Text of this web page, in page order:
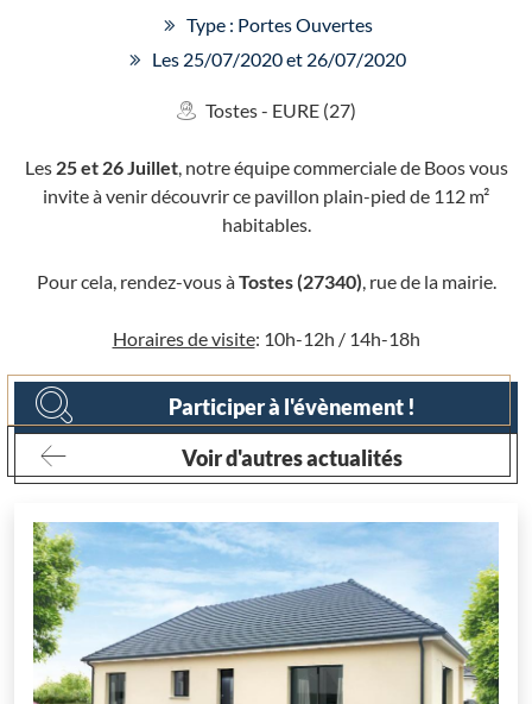
Type : Portes Ouvertes
Les 25/07/2020 et 26/07/2020
Tostes - EURE (27)
Les 25 et 26 Juillet, notre équipe commerciale de Boos vous
invite à venir découvrir ce pavillon plain-pied de 112 m²
habitables.
Pour cela, rendez-vous àTostes (27340), rue de la mairie.
Horaires de visite: 10h-12h / 14h-18h
Participer à l'évènement !
Voir d'autres actualités